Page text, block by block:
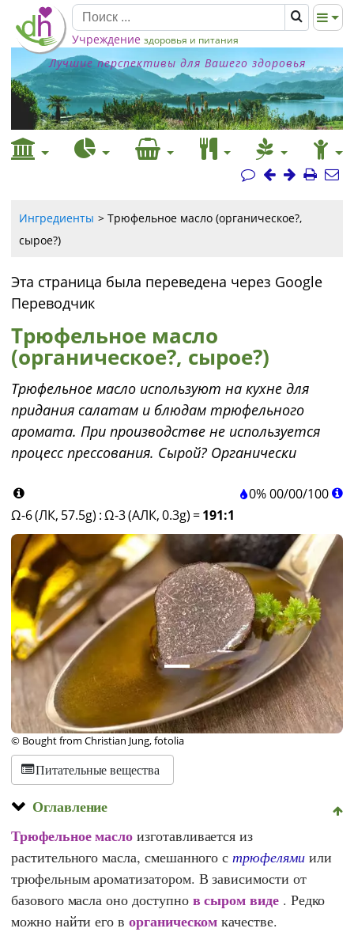
Учреждение здоровья и питания
Лучшие перспективы для Вашего здоровья
Ингредиенты
Трюфельное масло (органическое?,
сырое?)
Эта страница была переведена через Google
Переводчик
Трюфельное масло
(органическое?, сырое?)
Трюфельное масло используют на кухне для
придания салатам и блюдам трюфельного
аромата. При производстве не используется
процесс прессования. Сырой? Органически
0%00/00/100
Ω-6 (ЛК, 57.5g) :Ω-3 (АЛК, 0.3g) =191:1
© Bought from Christian Jung, fotolia
Питательные вещества
Оглавление
Трюфельное масло изготавливается из
растительного масла, смешанного с трюфелямиили
трюфельным ароматизатором. В зависимости от
базового масла оно доступно в сыром виде. Редко
можно найти его ворганическом качестве.